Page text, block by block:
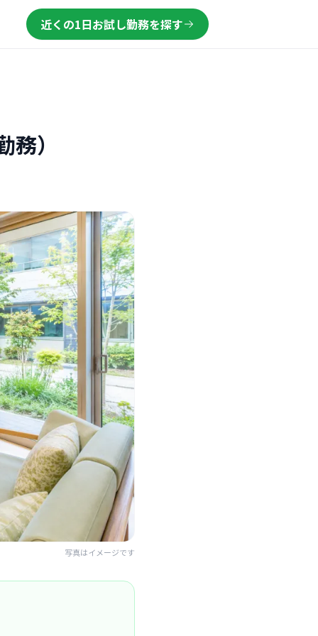
近くの1日お試し勤務を探す
）
写真はイメージです